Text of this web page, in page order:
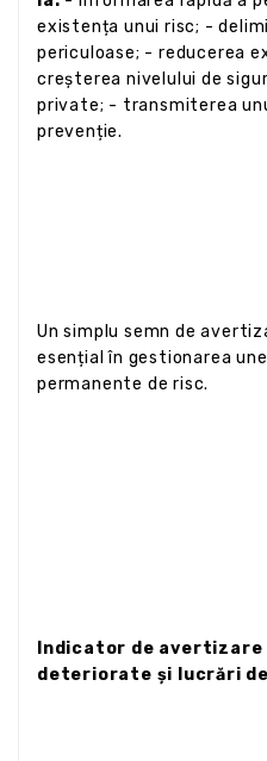
existența unui risc; -
periculoase; - reducerea
creșterea nivelului de
private; - transmiterea
prevenție.
Un simplu semn de
esențial în gestionarea
permanente de risc.
Indicator de
deteriorate și lucrări